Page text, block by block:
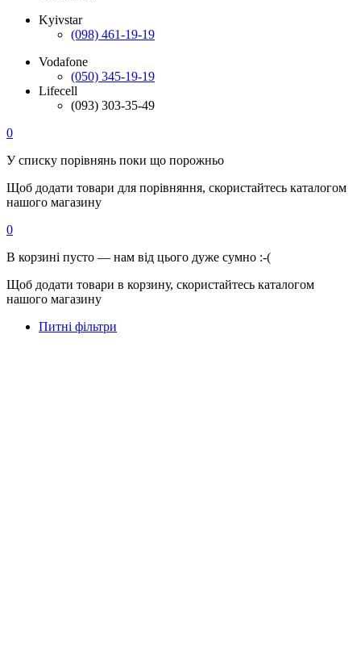
Kyivstar
(098) 461-19-19
Vodafone
(050) 345-19-19
Lifecell
(093) 303-35-49
0
У списку порівнянь поки що порожньо
Щоб додати товари для порівняння, скористайтесь каталогом
нашого магазину
0
В корзині пусто — нам від цього дуже сумно :-(
Щоб додати товари в корзину, скористайтесь каталогом
нашого магазину
Питні фільтри